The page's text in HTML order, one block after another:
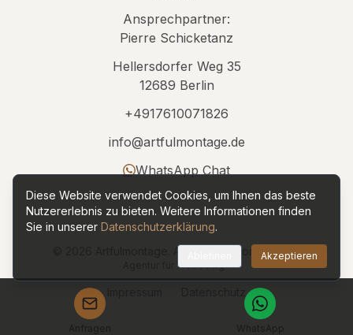
Ansprechpartner:
Pierre Schicketanz
Hellersdorfer Weg 35
12689 Berlin
+4917610071826
info@artfulmontage.de
WhatsApp Chat
Artfulmontage. Alle Rechte vorbehalten.
Agentur für Webdesign
Diese Website verwendet Cookies, um Ihnen das beste
Nutzererlebnis zu bieten. Weitere Informationen finden
Sie in unserer Datenschutzerklärung.
Akzeptieren